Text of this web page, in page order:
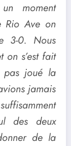
moment
Rio Ave on
3-0. Nous
on s’est fait
pas joué la
jamais
des deux
de la